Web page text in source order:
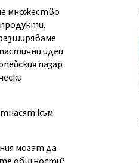
множество
идеи
пазар
към
могат да